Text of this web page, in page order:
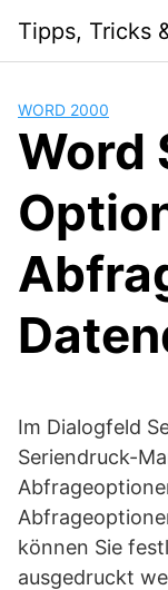
content
Tipps, Tricks
WORD 2000
Word
Im Dialogfeld
Seriendruck-
können Sie
ausgedruckt